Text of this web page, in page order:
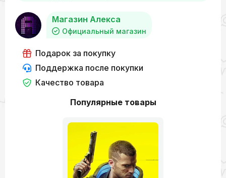
Популярные товары
Магазин Алекса
Официальный магазин
Подарок за покупку
Поддержка после покупки
Качество товара